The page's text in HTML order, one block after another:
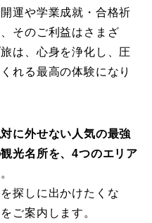
運や学業成就・合格祈
そのご利益はさまざ
は、心身を浄化し、圧
れる最高の体験になり
に外せない人気の最強
光名所を、4つのエリア
。
探しに出かけたくな
ご案内します。